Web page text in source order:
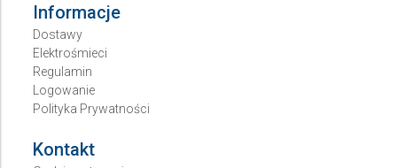
Informacje
Dostawy
Elektrośmieci
Regulamin
Logowanie
Polityka Prywatności
Kontakt